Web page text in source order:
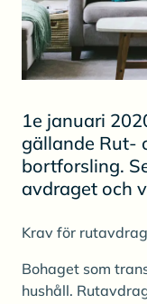
1e januari
gällande Rut-
bortforsling.
avdraget och
Krav för
Bohaget som
hushåll.